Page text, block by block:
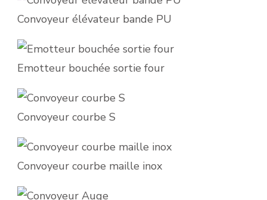
Convoyeur élévateur bande PU
Emotteur bouchée sortie four
Convoyeur courbe S
Convoyeur courbe maille inox